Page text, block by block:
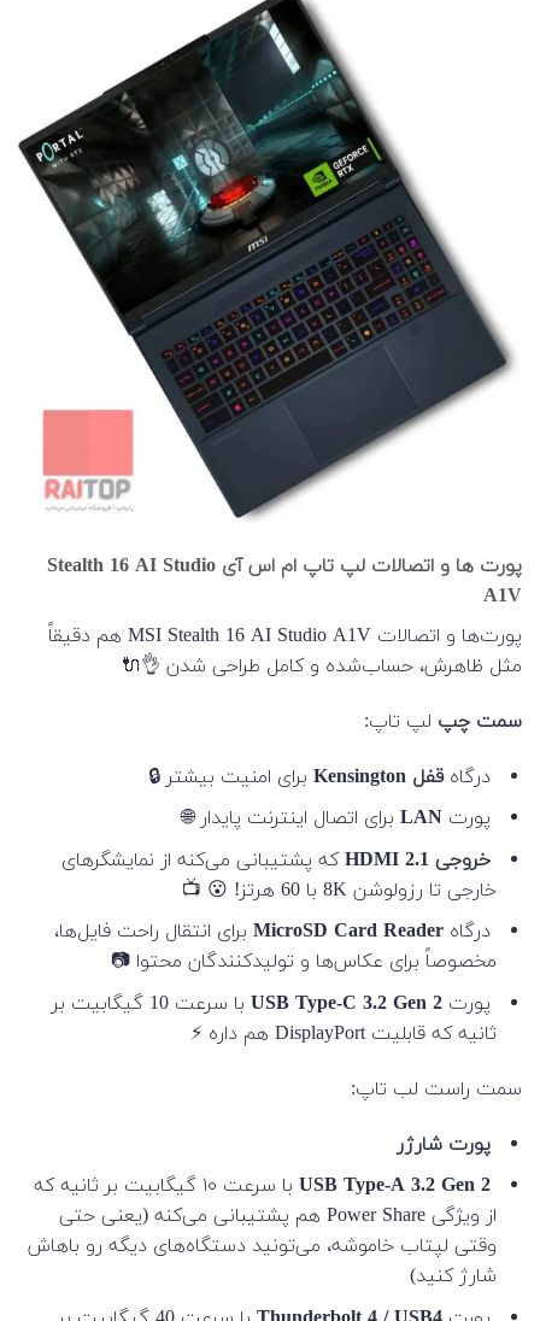
پورت ها و اتصالات لپ تاپ ام اس آی Stealth 16 AI Studio
A1V
پورت‌ها و اتصالات MSI Stealth 16 AI Studio A1V هم دقیقاً
مثل ظاهرش، حساب‌شده و کامل طراحی شدن 👌🔌
سمت چپ لپ تاپ:
درگاهقفل Kensington
برای امنیت بیشتر 🔒
پورت LANبرای اتصال اینترنت پایدار 🌐
خروجی HDMI 2.1
که پشتیبانی می‌کنه از نمایشگرهای
خارجی تا رزولوشن 8K با 60 هرتز! 😮 📺
درگاه MicroSD Card Readerبرای انتقال راحت فایل‌ها،
مخصوصاً برای عکاس‌ها و تولیدکنندگان محتوا 📷
پورت USB Type-C 3.2 Gen 2
با سرعت 10 گیگابیت بر
ثانیه که قابلیت DisplayPort هم داره ⚡
سمت راست لب تاپ:
پورت شارژر
USB Type-A 3.2 Gen 2
با سرعت ۱۰ گیگابیت بر ثانیه که
از ویژگی Power Share هم پشتیبانی می‌کنه (یعنی حتی
وقتی لپتاب خاموشه، می‌تونید دستگاه‌های دیگه رو باهاش
شارژ کنید)